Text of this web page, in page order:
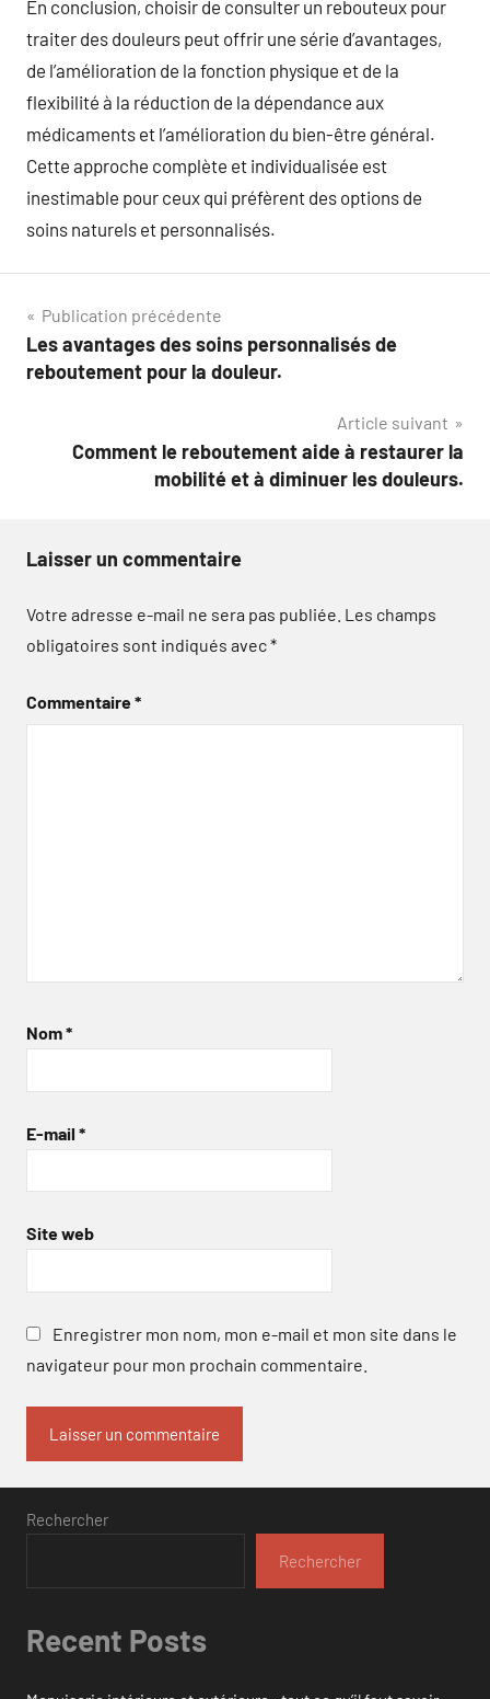
En conclusion, choisir de consulter un rebouteux pour
traiter des douleurs peut offrir une série d’avantages,
de l’amélioration de la fonction physique et de la
flexibilité à la réduction de la dépendance aux
médicaments et l’amélioration du bien-être général.
Cette approche complète et individualisée est
inestimable pour ceux qui préfèrent des options de
soins naturels et personnalisés.
Navigation
de
Publication précédente
Les avantages des soins personnalisés de
reboutement pour la douleur.
Article suivant
Comment le reboutement aide à restaurer la
mobilité et à diminuer les douleurs.
Laisser un commentaire
Votre adresse e-mail ne sera pas publiée. Les champs
obligatoires sont indiqués avec*
Commentaire*
Nom*
E-mail *
Site web
Enregistrer mon nom, mon e-mail et mon site dans le
navigateur pour mon prochain commentaire.
Rechercher
Rechercher
Recent Posts